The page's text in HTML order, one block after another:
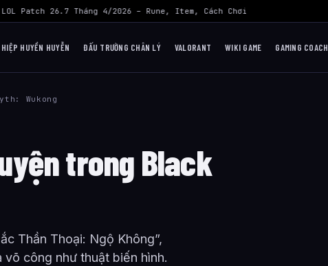
Patch 26.7 Tháng 4/2026 – Rune, Item, Cách Chơi Mid Hiệu Quả Nhất
HUYỀN HUYỄN ĐẤU TRƯỜNG CHÂN LÝ VALORANT WIKI GAME GAMING COACH
Wukong
trong Black
Thần Thoại: Ngộ Không”,
công như thuật biến hình.